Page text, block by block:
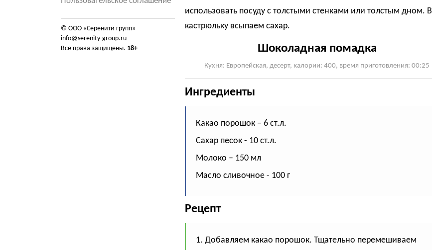
© ООО «Серенити групп»
info@serenity-group.ru
Все права защищены. 18+
использовать посуду с толстыми стенками или толстым дном. В
кастрюльку всыпаем сахар.
Шоколадная помадка
Кухня: Европейская, десерт, калории: 400, время приготовления: 00:25
Ингредиенты
Какао порошок – 6 ст.л.
Сахар песок - 10 ст.л.
Молоко – 150 мл
Масло сливочное - 100 г
Рецепт
1. Добавляем какао порошок. Тщательно перемешиваем